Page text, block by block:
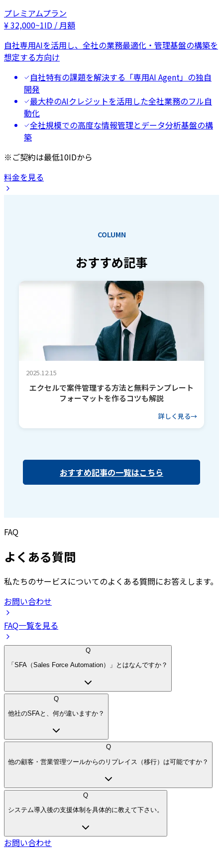
プレミアムプラン
¥32,000~1ID / 月額
自社専用AIを活用し、全社の業務最適化・管理基盤の構築を
想定する方向け
自社特有の課題を解決する「専用AI Agent」の独自
開発
最大枠のAIクレジットを活用した全社業務のフル自
動化
全社規模での高度な情報管理とデータ分析基盤の構
築
※ご契約は最低10IDから
料金を見る
COLUMN
おすすめ記事
2025.12.15
エクセルで案件管理する方法と無料テンプレート
フォーマットを作るコツも解説
詳しく見る
おすすめ記事の一覧はこちら
FAQ
よくある質問
私たちのサービスについてのよくある質問にお答えします。
お問い合わせ
FAQ一覧を見る
Q
「SFA（Sales Force Automation）」とはなんですか？
Q
他社のSFAと、何が違いますか？
Q
他の顧客・営業管理ツールからのリプレイス（移行）は可能ですか？
Q
システム導入後の支援体制を具体的に教えて下さい。
お問い合わせ